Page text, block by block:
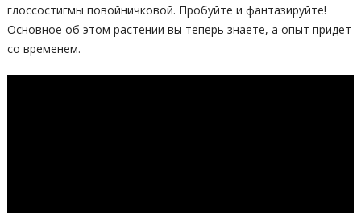
глоссостигмы повойничковой. Пробуйте и фантазируйте!
Основное об этом растении вы теперь знаете, а опыт придет
со временем.